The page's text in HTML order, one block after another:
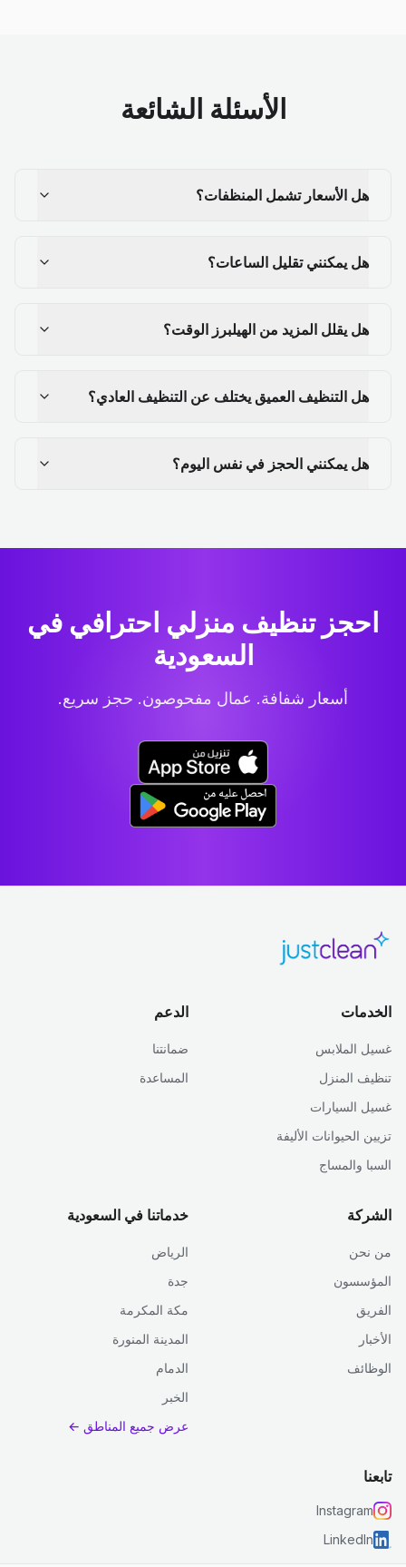
الأسئلة الشائعة
هل الأسعار تشمل المنظفات؟
هل يمكنني تقليل الساعات؟
هل يقلل المزيد من الهيلبرز الوقت؟
هل التنظيف العميق يختلف عن التنظيف العادي؟
هل يمكنني الحجز في نفس اليوم؟
احجز تنظيف منزلي احترافي في
السعودية
أسعار شفافة. عمال مفحوصون. حجز سريع.
الخدمات
غسيل الملابس
تنظيف المنزل
غسيل السيارات
تزيين الحيوانات الأليفة
السبا والمساج
الدعم
ضمانتنا
المساعدة
الشركة
من نحن
المؤسسون
الفريق
الأخبار
الوظائف
خدماتنا في السعودية
الرياض
جدة
مكة المكرمة
المدينة المنورة
الدمام
الخبر
عرض جميع المناطق ←
تابعنا
Instagram
LinkedIn